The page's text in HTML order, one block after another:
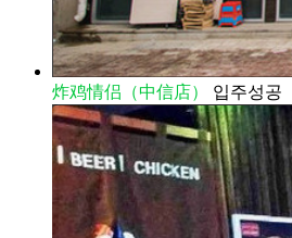
炸鸡情侣（中信店） 입주성공